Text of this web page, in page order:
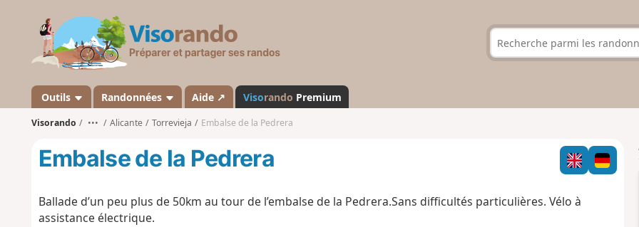
s
a
n
d
Outils Randonnées Aide ↗ Visorando Premium
Visorando ••• Alicante Torrevieja Embalse de la Pedrera
Embalse de la Pedrera
Ballade d’un peu plus de 50km au tour de l’embalse de la Pedrera.Sans difficultés particulières. Vélo à
assistance électrique.